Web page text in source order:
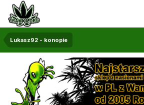
Lukasz92 - konopie